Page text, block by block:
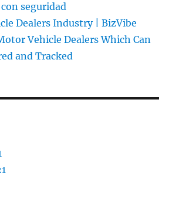
seguridad
Dealers Industry | BizVibe
Vehicle Dealers Which Can
and Tracked